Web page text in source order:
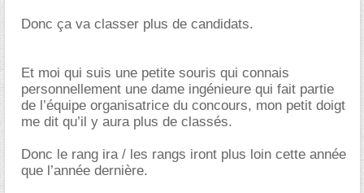
Donc ça va classer plus de candidats.
Et moi qui suis une petite souris qui connais
personnellement une dame ingénieure qui fait partie
de l’équipe organisatrice du concours, mon petit doigt
me dit qu’il y aura plus de classés.
Donc le rang ira / les rangs iront plus loin cette année
que l’année dernière.